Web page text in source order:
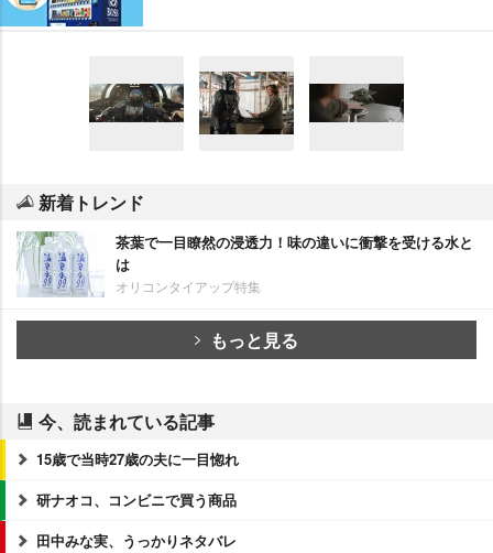
新着トレンド
茶葉で一目瞭然の浸透力！味の違いに衝撃を受ける水と
は
オリコンタイアップ特集
もっと見る
今、読まれている記事
15歳で当時27歳の夫に一目惚れ
研ナオコ、コンビニで買う商品
田中みな実、うっかりネタバレ